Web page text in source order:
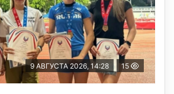
9 АВГУСТА 2026, 14:28 15